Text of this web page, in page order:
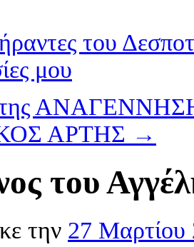
του
μου
της
ΑΡΤΗΣ →
του
την 27 Μαρτίου